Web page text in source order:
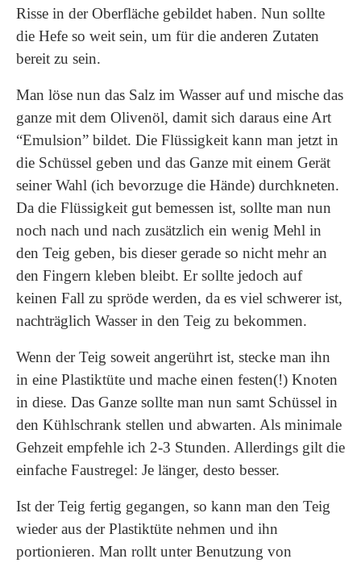
Risse in der Oberfläche gebildet haben. Nun sollte
die Hefe so weit sein, um für die anderen Zutaten
bereit zu sein.
Man löse nun das Salz im Wasser auf und mische das
ganze mit dem Olivenöl, damit sich daraus eine Art
“Emulsion” bildet. Die Flüssigkeit kann man jetzt in
die Schüssel geben und das Ganze mit einem Gerät
seiner Wahl (ich bevorzuge die Hände) durchkneten.
Da die Flüssigkeit gut bemessen ist, sollte man nun
noch nach und nach zusätzlich ein wenig Mehl in
den Teig geben, bis dieser gerade so nicht mehr an
den Fingern kleben bleibt. Er sollte jedoch auf
keinen Fall zu spröde werden, da es viel schwerer ist,
nachträglich Wasser in den Teig zu bekommen.
Wenn der Teig soweit angerührt ist, stecke man ihn
in eine Plastiktüte und mache einen festen(!) Knoten
in diese. Das Ganze sollte man nun samt Schüssel in
den Kühlschrank stellen und abwarten. Als minimale
Gehzeit empfehle ich 2-3 Stunden. Allerdings gilt die
einfache Faustregel: Je länger, desto besser.
Ist der Teig fertig gegangen, so kann man den Teig
wieder aus der Plastiktüte nehmen und ihn
portionieren. Man rollt unter Benutzung von